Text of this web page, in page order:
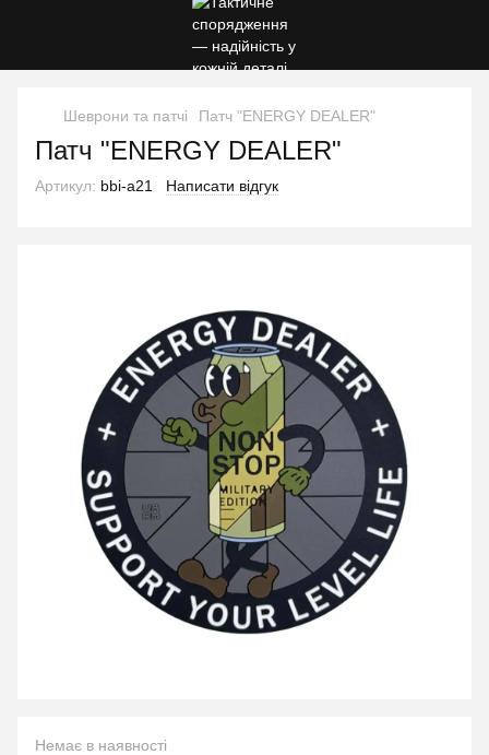
Шеврони та патчі Патч "ENERGY DEALER"
Патч "ENERGY DEALER"
Артикул: bbi-a21 Написати відгук
Немає в наявності